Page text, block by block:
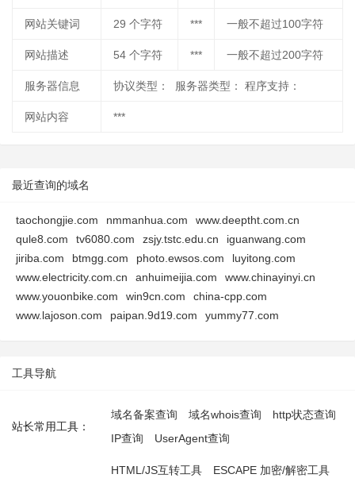
网站关键词 29 个字符 *** 一般不超过100字符
网站描述 54 个字符 *** 一般不超过200字符
服务器信息 协议类型： 服务器类型： 程序支持：
网站内容 ***
最近查询的域名
taochongjie.com nmmanhua.com
www.deeptht.com.cn
qule8.com
tv6080.com zsjy.tstc.edu.cn
iguanwang.com
jiriba.com
btmgg.com photo.ewsos.com
luyitong.com
www.electricity.com.cn
anhuimeijia.com
www.chinayinyi.cn
www.youonbike.com
win9cn.com
china-cpp.com
www.lajoson.com
paipan.9d19.com yummy77.com
工具导航
站长常用工具：
域名备案查询 域名whois查询
http状态查询
IP查询
UserAgent查询
HTML/JS互转工具 ESCAPE 加密/解密工具